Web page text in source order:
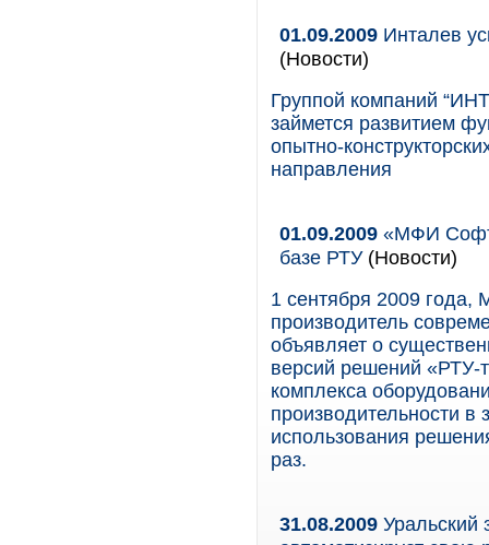
01.09.2009 Инталев
(Новости)
Группой компаний
займется развитием
опытно-
направления
01.09.2009 «МФИ
базе РТУ(Новости)
1 сентября 2009
производитель
объявляет о
версий решений «РТУ-
комплекса
производительности в
использования
раз.
31.08.2009 Уральский